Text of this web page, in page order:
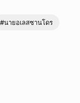
#นายอเลสซานโดร